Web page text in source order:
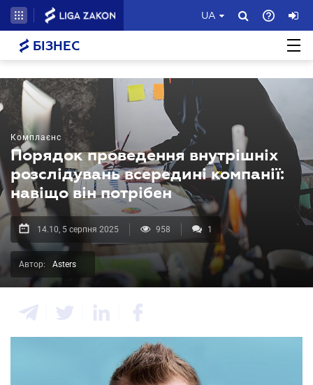
UA
БІЗНЕС
Комплаєнс
Порядок проведення внутрішніх
розслідувань всередині компанії:
навіщо він потрібен
14.10, 5 серпня 2025 958 1
Автор: Asters